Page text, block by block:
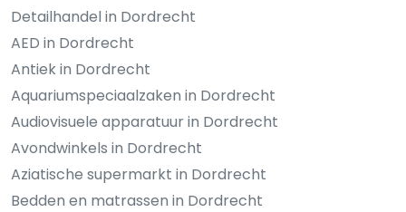
Detailhandel in Dordrecht
AED in Dordrecht
Antiek in Dordrecht
Aquariumspeciaalzaken in Dordrecht
Audiovisuele apparatuur in Dordrecht
Avondwinkels in Dordrecht
Aziatische supermarkt in Dordrecht
Bedden en matrassen in Dordrecht